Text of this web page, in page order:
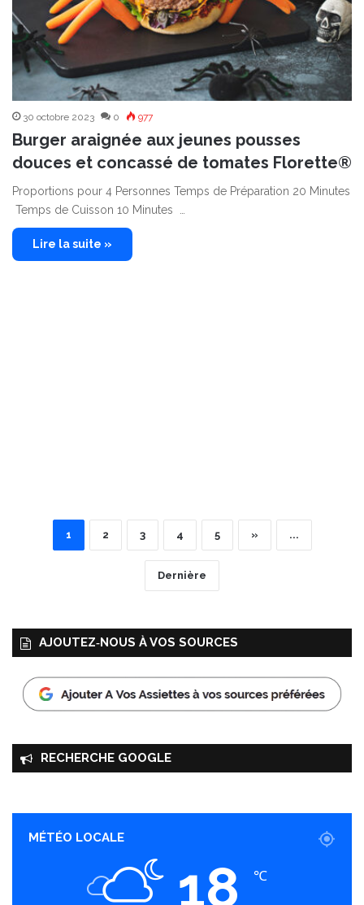
30 octobre 2023 0 977
Burger araignée aux jeunes pousses
douces et concassé de tomates Florette®
Proportions pour 4 Personnes Temps de Préparation 20 Minutes
Temps de Cuisson 10 Minutes …
Lire la suite »
1 2 3 4 5 » ...
Dernière
AJOUTEZ‑NOUS À VOS SOURCES
RECHERCHE GOOGLE
MÉTÉO LOCALE
18 ℃